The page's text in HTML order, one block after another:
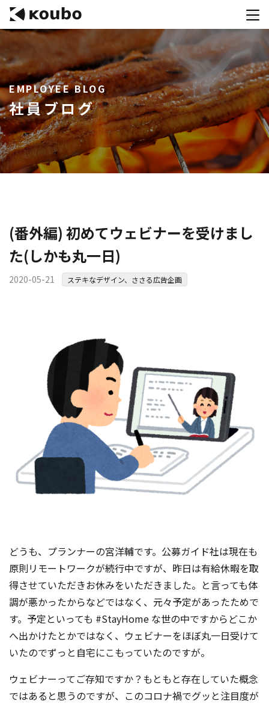
サービス
会社案内
実績紹介
採用情報
資料ダウンロード
コンテストを主催される方へ
公募運営SaaS 「Kouboプランナー」
コンテスト成功の法則
マーケットデータ
コンテスト情報及びプレゼン
ト情報を「Koubo」に無料で
紹介させていただきます
無料掲載お申し込み
EMPLOYEE BLOG
社員ブログ
(番外編) 初めてウェビナーを受けまし
た(しかも丸一日)
2020-05-21 ステキなデザイン、ささる広告企画
どうも、プランナーの宮洋輔です。公募ガイド社は現在も
原則リモートワークが続行中ですが、昨日は有給休暇を取
得させていただきお休みをいただきました。と言っても体
調が悪かったからなどではなく、元々予定があったためで
す。予定といっても #StayHome な世の中ですからどこか
へ出かけたとかではなく、ウェビナーをほぼ丸一日受けて
いたのでずっと自宅にこもっていたのですが。
ウェビナーってご存知ですか？もともと存在していた概念
ではあると思うのですが、このコロナ禍でグッと注目度が